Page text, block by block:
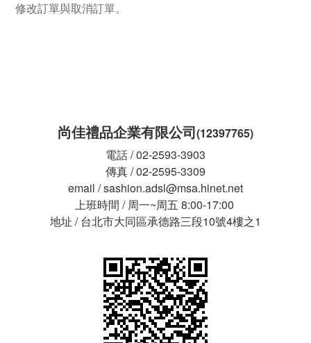
修改訂單與取消訂單。
尚佳禮品企業有限公司(12397765)
電話 / 02-2593-3903
傳真 / 02-2595-3309
email / sashion.adsl@msa.hinet.net
上班時間 / 周一~周五 8:00-17:00
地址 / 台北市大同區承德路三段10號4樓之1